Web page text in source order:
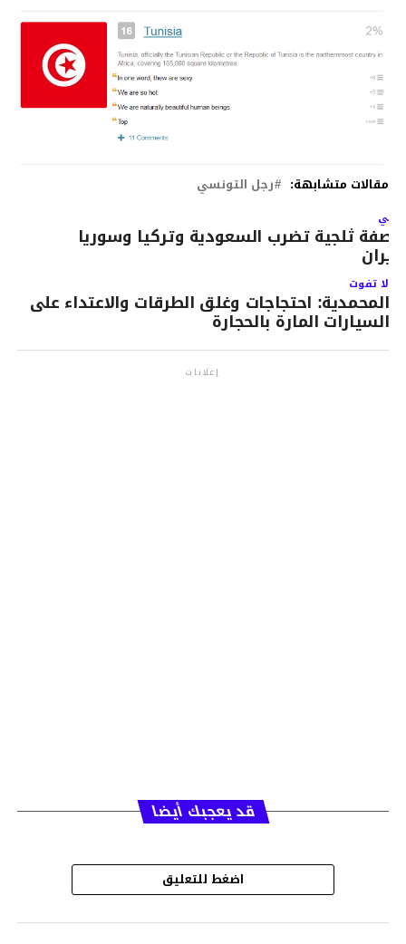
مقالات متشابهة: رجل التونسي
ثلجية تضرب السعودية وتركيا وسوريا
لا تفوت
المحمدية: احتجاجات وغلق الطرقات والاعتداء على
السيارات المارة بالحجارة
إعلانات
قد يعجبك أيضا
اضغط للتعليق